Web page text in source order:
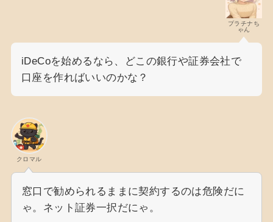
プラチナち
ゃん
iDeCoを始めるなら、どこの銀行や証券会社で
口座を作ればいいのかな？
クロマル
窓口で勧められるままに契約するのは危険だに
ゃ。ネット証券一択だにゃ。